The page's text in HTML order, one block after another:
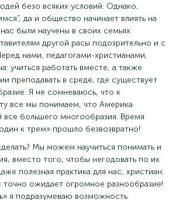
безо всяких условий. Однако,
да и общество начинает влиять на
были научены в своих семьях
другой расы подозрительно и с
нами, педагогами-христианами,
учиться работать вместе, а также
преподавать в среде, где существует
Я не сомневаюсь, что к
все мы понимаем, что Америка
все большего многообразия. Время
к трем» прошло безвозвратно!
Мы можем научиться понимать и
вместо того, чтобы негодовать по их
полезная практика для нас, христиан:
точно ожидает огромное разнообразие!
я подразумеваю возможность